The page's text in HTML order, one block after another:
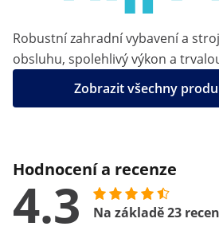
Robustní zahradní vybavení a
obsluhu, spolehlivý výkon a
Zobrazit všechny
Hodnocení a recenze
4.3 Na základě 23